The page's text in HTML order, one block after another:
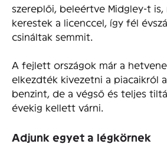
szereplői, beleértve Midgley-t
kerestek a licenccel, így fél
csináltak semmit.
A fejlett országok már a
elkezdték kivezetni a piacaikról
benzint, de a végső és teljes
évekig kellett várni.
Adjunk egyet a légkörnek